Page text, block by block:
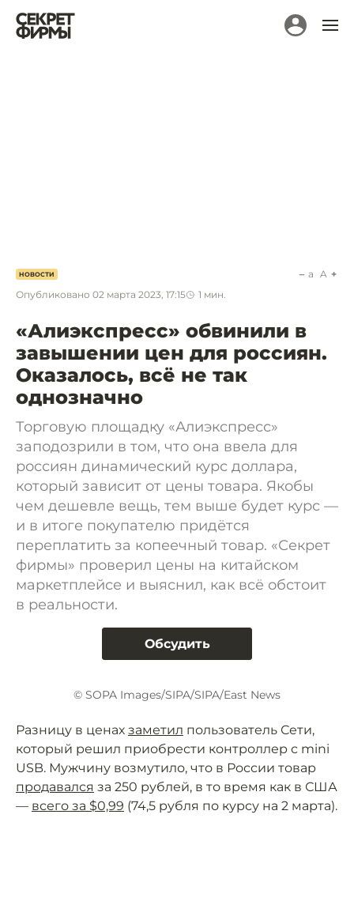
НОВОСТИ
Опубликовано 02 марта 2023, 17:15 1 мин.
a A
«Алиэкспресс» обвинили в
завышении цен для россиян.
Оказалось, всё не так
однозначно
Торговую площадку «Алиэкспресс»
заподозрили в том, что она ввела для
россиян динамический курс доллара,
который зависит от цены товара. Якобы
чем дешевле вещь, тем выше будет курс —
и в итоге покупателю придётся
переплатить за копеечный товар. «Секрет
фирмы» проверил цены на китайском
маркетплейсе и выяснил, как всё обстоит
в реальности.
Обсудить
© SOPA Images/SIPA/SIPA/East News
Разницу в ценах заметил пользователь Сети,
который решил приобрести контроллер с mini
USB. Мужчину возмутило, что в России товар
продавался за 250 рублей, в то время как в США
— всего за $0,99 (74,5 рубля по курсу на 2 марта).